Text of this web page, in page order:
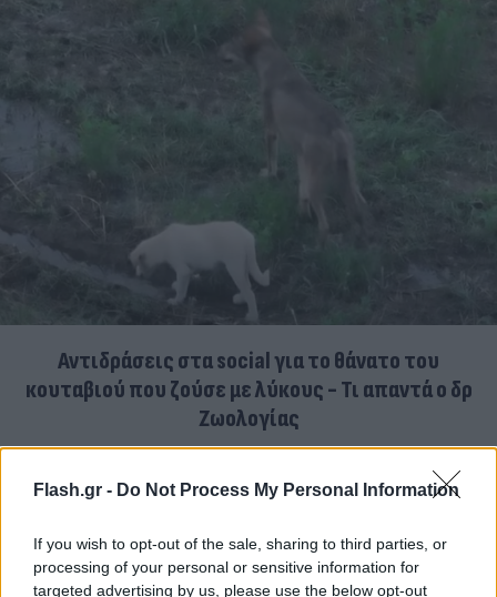
Flash.gr - Do Not Process My Personal Information
If you wish to opt-out of the sale, sharing to third parties, or
processing of your personal or sensitive information for
targeted advertising by us, please use the below opt-out
Αντιδράσεις στα social για το θάνατο του
κουταβιού που ζούσε με λύκους - Τι απαντά ο δρ
Ζωολογίας